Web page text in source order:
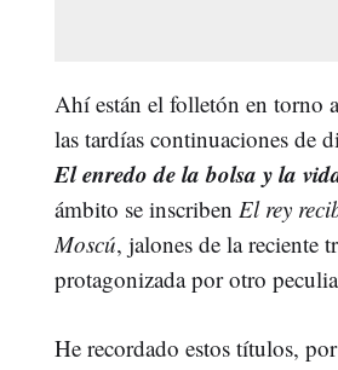
Ahí están el folletón en torno
las tardías continuaciones de
El enredo de la bolsa y la
ámbito se inscriben El rey
Moscú, jalones de la reciente
protagonizada por otro
He recordado estos títulos,